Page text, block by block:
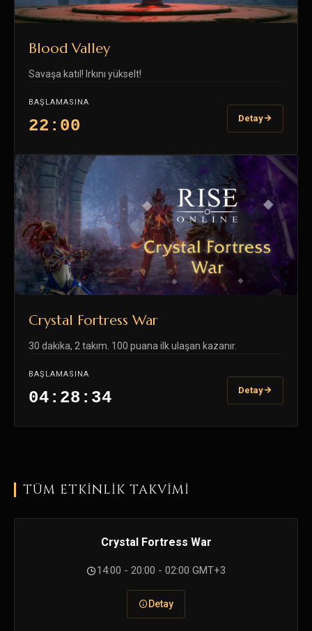
Blood Valley
Savaşa katıl! Irkını yükselt!
BAŞLAMASINA
22:00 Detay
Crystal Fortress War
30 dakika, 2 takım. 100 puana ilk ulaşan kazanır.
BAŞLAMASINA
04:28:33 Detay
TÜM ETKINLIK TAKVIMI
Crystal Fortress War
14:00 - 20:00 - 02:00 GMT+3
Detay